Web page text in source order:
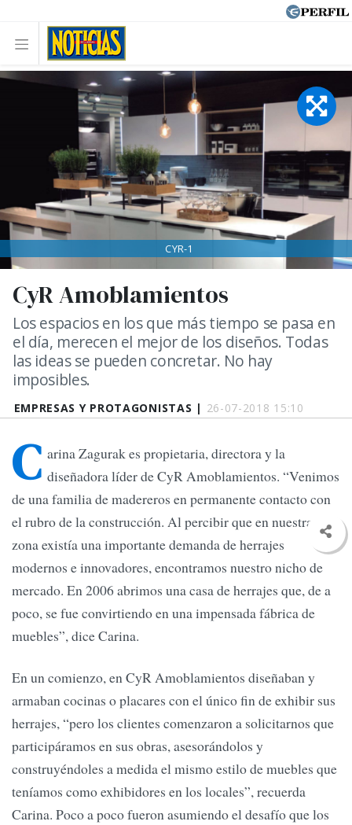
EMPRESAS Y PROTAGONISTAS | 26-07-2018 15:10
CyR Amoblamientos
Los espacios en los que más tiempo se pasa en
el día, merecen el mejor de los diseños. Todas
las ideas se pueden concretar. No hay
imposibles.
CYR-1
C arina Zagurak es propietaria, directora y la
diseñadora líder de CyR Amoblamientos. “Venimos
de una familia de madereros en permanente contacto con
el rubro de la construcción. Al percibir que en nuestra
zona existía una importante demanda de herrajes
modernos e innovadores, encontramos nuestro nicho de
mercado. En 2006 abrimos una casa de herrajes que, de a
poco, se fue convirtiendo en una impensada fábrica de
muebles”, dice Carina.
En un comienzo, en CyR Amoblamientos diseñaban y
armaban cocinas o placares con el único fin de exhibir sus
herrajes, “pero los clientes comenzaron a solicitarnos que
participáramos en sus obras, asesorándolos y
construyéndoles a medida el mismo estilo de muebles que
teníamos como exhibidores en los locales”, recuerda
Carina. Poco a poco fueron asumiendo el desafío que los